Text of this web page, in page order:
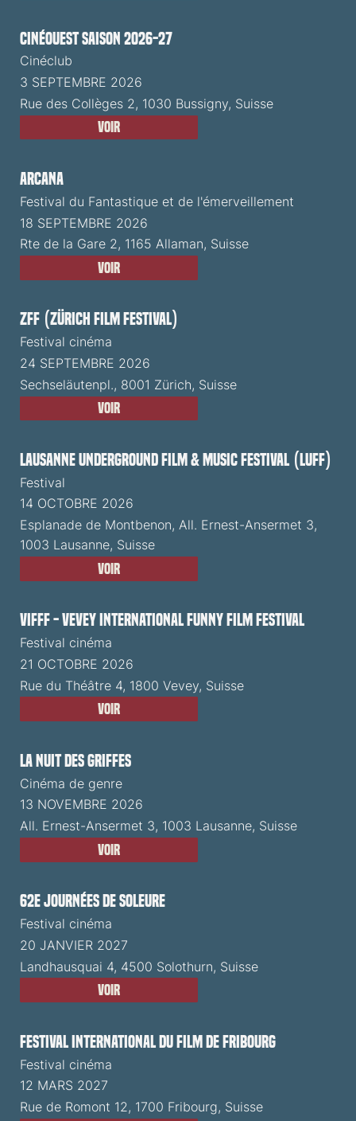
CinéOuest Saison 2026-27
Cinéclub
3 SEPTEMBRE 2026
Rue des Collèges 2, 1030 Bussigny, Suisse
Voir
ARCANA
Festival du Fantastique et de l'émerveillement
18 SEPTEMBRE 2026
Rte de la Gare 2, 1165 Allaman, Suisse
Voir
ZFF (Zürich Film Festival)
Festival cinéma
24 SEPTEMBRE 2026
Sechseläutenpl., 8001 Zürich, Suisse
Voir
Lausanne Underground Film & Music Festival (LUFF)
Festival
14 OCTOBRE 2026
Esplanade de Montbenon, All. Ernest-Ansermet 3,
1003 Lausanne, Suisse
Voir
VIFFF - Vevey International Funny Film Festival
Festival cinéma
21 OCTOBRE 2026
Rue du Théâtre 4, 1800 Vevey, Suisse
Voir
La Nuit des Griffes
Cinéma de genre
13 NOVEMBRE 2026
All. Ernest-Ansermet 3, 1003 Lausanne, Suisse
Voir
62e Journées de Soleure
Festival cinéma
20 JANVIER 2027
Landhausquai 4, 4500 Solothurn, Suisse
Voir
Festival International du Film de Fribourg
Festival cinéma
12 MARS 2027
Rue de Romont 12, 1700 Fribourg, Suisse